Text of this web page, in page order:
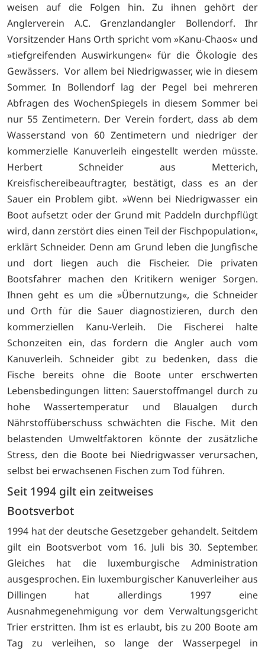
weisen auf die Folgen hin. Zu ihnen gehört der
Anglerverein A.C. Grenzlandangler Bollendorf. Ihr
Vorsitzender Hans Orth spricht vom »Kanu-Chaos« und
»tiefgreifenden Auswirkungen« für die Ökologie des
Gewässers. Vor allem bei Niedrigwasser, wie in diesem
Sommer. In Bollendorf lag der Pegel bei mehreren
Abfragen des WochenSpiegels in diesem Sommer bei
nur 55 Zentimetern. Der Verein fordert, dass ab dem
Wasserstand von 60 Zentimetern und niedriger der
kommerzielle Kanuverleih eingestellt werden müsste.
Herbert Schneider aus Metterich,
Kreisfischereibeauftragter, bestätigt, dass es an der
Sauer ein Problem gibt. »Wenn bei Niedrigwasser ein
Boot aufsetzt oder der Grund mit Paddeln durchpflügt
wird, dann zerstört dies einen Teil der Fischpopulation«,
erklärt Schneider. Denn am Grund leben die Jungfische
und dort liegen auch die Fischeier. Die privaten
Bootsfahrer machen den Kritikern weniger Sorgen.
Ihnen geht es um die »Übernutzung«, die Schneider
und Orth für die Sauer diagnostizieren, durch den
kommerziellen Kanu-Verleih. Die Fischerei halte
Schonzeiten ein, das fordern die Angler auch vom
Kanuverleih. Schneider gibt zu bedenken, dass die
Fische bereits ohne die Boote unter erschwerten
Lebensbedingungen litten: Sauerstoffmangel durch zu
hohe Wassertemperatur und Blaualgen durch
Nährstoffüberschuss schwächten die Fische. Mit den
belastenden Umweltfaktoren könnte der zusätzliche
Stress, den die Boote bei Niedrigwasser verursachen,
selbst bei erwachsenen Fischen zum Tod führen.
Seit 1994 gilt ein zeitweises
Bootsverbot
1994 hat der deutsche Gesetzgeber gehandelt. Seitdem
gilt ein Bootsverbot vom 16. Juli bis 30. September.
Gleiches hat die luxemburgische Administration
ausgesprochen. Ein luxemburgischer Kanuverleiher aus
Dillingen hat allerdings 1997 eine
Ausnahmegenehmigung vor dem Verwaltungsgericht
Trier erstritten. Ihm ist es erlaubt, bis zu 200 Boote am
Tag zu verleihen, so lange der Wasserpegel in